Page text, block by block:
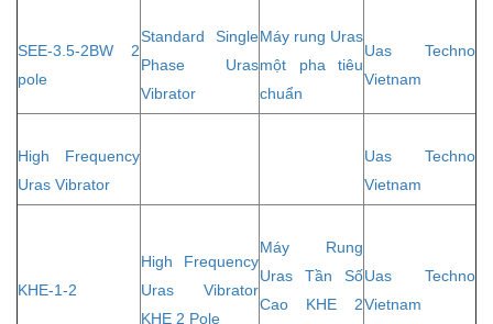
SEE-3.5-2BW 2
pole
Standard Single
Phase Uras
Vibrator
Máy rung Uras
một pha tiêu
chuẩn
Uas Techno
Vietnam
High Frequency
Uras Vibrator
Uas Techno
Vietnam
KHE-1-2
High Frequency
Uras Vibrator
KHE 2 Pole
Máy Rung
Uras Tần Số
Cao KHE 2
Uas Techno
Vietnam